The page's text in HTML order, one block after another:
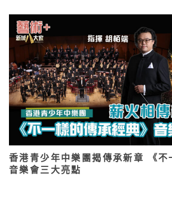
香港青少年中樂團揭傳承新章 《不
音樂會三大亮點